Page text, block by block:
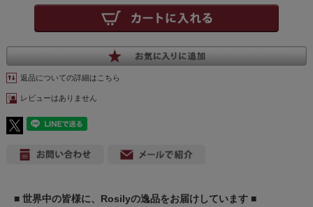
返品についての詳細はこちら
レビューはありません
■ 世界中の皆様に、Rosilyの逸品をお届けしています ■